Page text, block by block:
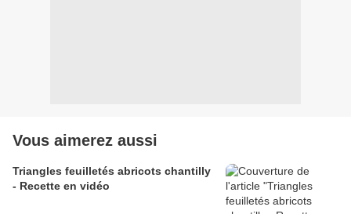
Vous aimerez aussi
Triangles feuilletés abricots chantilly
- Recette en vidéo